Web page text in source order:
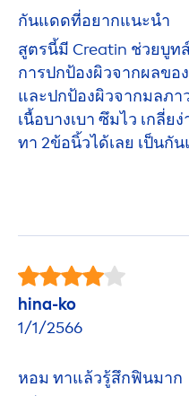
กันแดดที่อยากแนะนำ
สูตรนี้มี Creatin ช่วยบูท
การปกป้องผิวจากผลขอ
และปกป้องผิวจากมลภา
เนื้อบางเบา ซึมไว เกลี่ย
ทา 2ข้อนิ้วได้เลย เป็นกั
hina-ko
1/1/2566
หอม ทาแล้วรู้สึกฟินมาก